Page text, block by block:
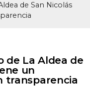
de San Nicolás
de La Aldea de
un
transparencia